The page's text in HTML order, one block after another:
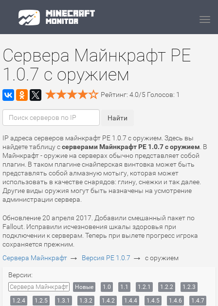
Сервера Майнкрафт PE
1.0.7 с оружием
Рейтинг: 4.0/5 Голосов: 1
IP адреса серверов майнкрафт PE 1.0.7 с оружием. Здесь вы
найдете таблицу ссерверами Майнкрафт PE 1.0.7 с оружием . В
Майнкрафт - оружие на серверах обычно представляет собой
плагин. В таком плагине снайперская винтовка может быть
представлять собой алмазную мотыгу, которая может
использовать в качестве снарядов: глину, снежки и так далее.
Другие виды оружия могут быть назначены на усмотрение
администрации сервера.
Обновление 20 апреля 2017. Добавили смешанный пакет по
Fallout. Исправили исчезновения шкалы здоровья при
подключении к серверам. Теперь при вылете прогресс игрока
сохраняется прежним.
Сервера Майнкрафт → Версия PE 1.0.7 → с оружием
Версии:
Сервера Майнкрафт Новые 1.0 1.1 1.2.1 1.2.2
1.2.3
1.2.4
1.2.5 1.3.1 1.3.2 1.4.2 1.4.4 1.4.5 1.4.6
1.4.7